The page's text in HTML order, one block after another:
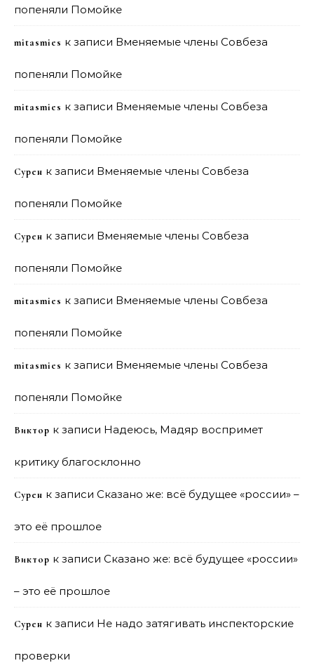
попеняли Помойке
mitasmies к записи Вменяемые члены Совбеза
попеняли Помойке
mitasmies к записи Вменяемые члены Совбеза
попеняли Помойке
Сурен к записи Вменяемые члены Совбеза
попеняли Помойке
Сурен к записи Вменяемые члены Совбеза
попеняли Помойке
mitasmies к записи Вменяемые члены Совбеза
попеняли Помойке
mitasmies к записи Вменяемые члены Совбеза
попеняли Помойке
Виктор к записи Надеюсь, Мадяр воспримет
критику благосклонно
Сурен к записи Сказано же: всё будущее «россии» –
это её прошлое
Виктор к записи Сказано же: всё будущее «россии»
– это её прошлое
Сурен к записи Не надо затягивать инспекторские
проверки